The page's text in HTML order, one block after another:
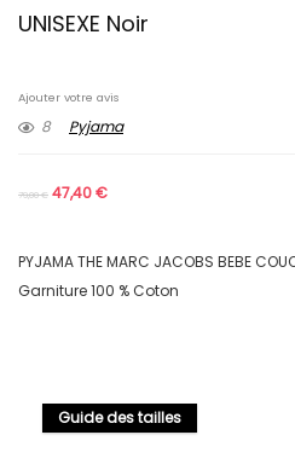
UNISEXE Noir
Ajouter votre avis
8 Pyjama
79,00€ 47,40€
PYJAMA THE MARC JACOBS BEBE
Garniture 100 % Coton
Guide des tailles